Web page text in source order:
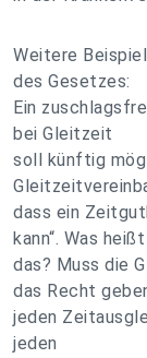
Weitere
des Gesetzes:
Ein
bei Gleitzeit
soll künftig
dass ein
kann“. Was heißt
das? Muss die
das Recht
jeden
jeden